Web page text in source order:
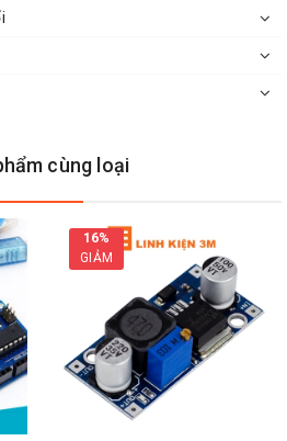
ESP32, STM32…
vào, kết nối với vi điều khiển
cùng loại
16%
GIẢM